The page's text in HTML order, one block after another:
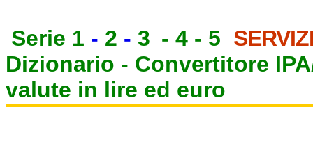
Serie 1 - 2 - 3 - 4 - 5
Dizionario - Convertitore
valute in lire ed euro